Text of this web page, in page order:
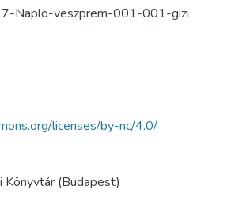
Naplo-veszprem-001-001-gizi
licenses/by-nc/4.0/
Könyvtár (Budapest)